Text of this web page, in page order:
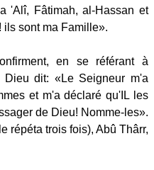
'Alî, Fâtimah, al-Hassan et
ils sont ma Famille».
en se référant à
dit: «Le Seigneur m'a
et m'a déclaré qu'IL les
de Dieu! Nomme-les».
répéta trois fois), Abû Thârr,